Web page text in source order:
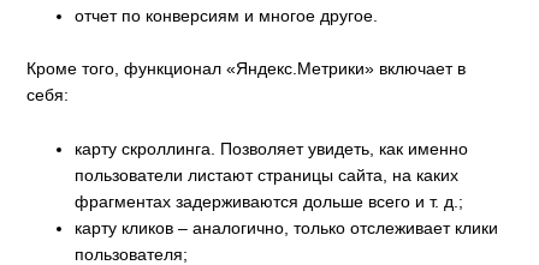
отчет по конверсиям и многое другое.
Кроме того, функционал «Яндекс.Метрики» включает в
себя:
карту скроллинга. Позволяет увидеть, как именно
пользователи листают страницы сайта, на каких
фрагментах задерживаются дольше всего и т. д.;
карту кликов – аналогично, только отслеживает клики
пользователя;